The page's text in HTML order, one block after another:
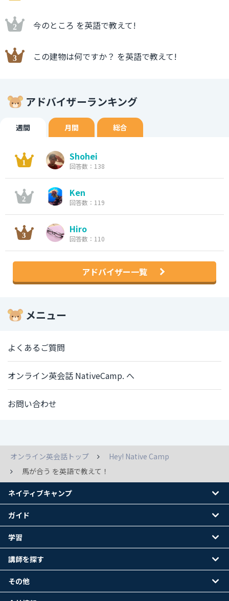
今のところ を英語で教えて!
この建物は何ですか？ を英語で教えて!
アドバイザーランキング
週間 月間 総合
Shohei
回答数：138
Ken
回答数：119
Hiro
回答数：110
アドバイザー一覧
メニュー
よくあるご質問
オンライン英会話 NativeCamp. へ
お問い合わせ
オンライン英会話トップ
Hey! Native Camp
馬が合う を英語で教えて！
ネイティブキャンプ
ガイド
学習
講師を探す
その他